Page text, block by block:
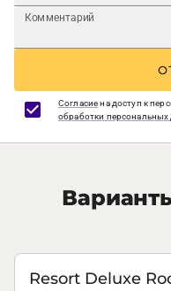
Комментарий
Согласиена доступ к
обработки
Resort Deluxe